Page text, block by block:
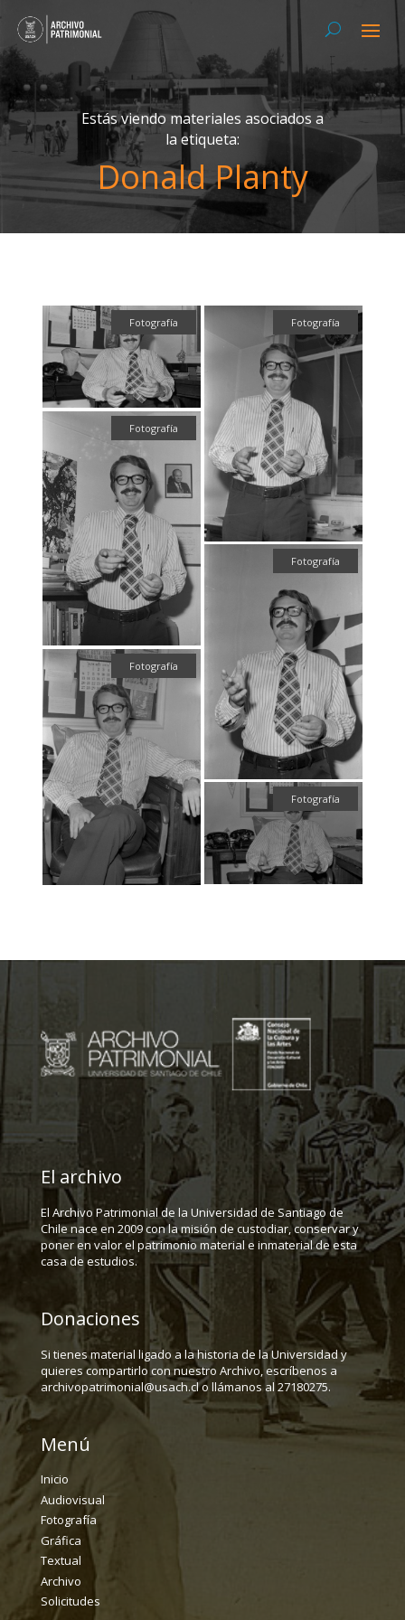
Estás viendo materiales asociados a
la etiqueta:
Donald Planty
Fotografía Fotografía
Fotografía
Fotografía
Fotografía
Fotografía
El archivo
El Archivo Patrimonial de la Universidad de Santiago de
Chile nace en 2009 con la misión de custodiar, conservar y
poner en valor el patrimonio material e inmaterial de esta
casa de estudios.
Donaciones
Si tienes material ligado a la historia de la Universidad y
quieres compartirlo con nuestro Archivo, escríbenos a
archivopatrimonial@usach.cl o llámanos al 27180275.
Menú
Inicio
Audiovisual
Fotografía
Gráfica
Textual
Archivo
Solicitudes